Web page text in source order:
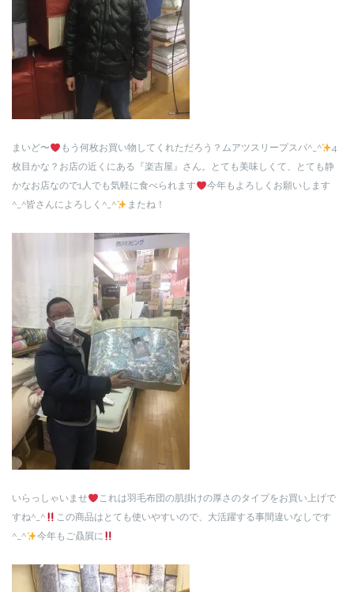
まいど〜 もう何枚お買い物してくれただろう？ムアツスリープスパ^_^
4
枚目かな？お店の近くにある『楽吉屋』さん。とても美味しくて、とても静
かなお店なので1人でも気軽に食べられます
今年もよろしくお願いします
^_^皆さんによろしく^_^
またね！
いらっしゃいませ
これは羽毛布団の肌掛けの厚さのタイプをお買い上げで
すね^_^
この商品はとても使いやすいので、大活躍する事間違いなしです
^_^
今年もご贔屓に